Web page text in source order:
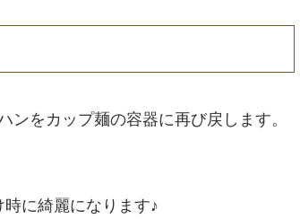
をカップ麺の容器に再び戻します。
に綺麗になります♪